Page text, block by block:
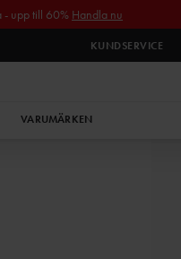
- upp till 60% Handla nu
KUNDSERVICE
VARUMÄRKEN